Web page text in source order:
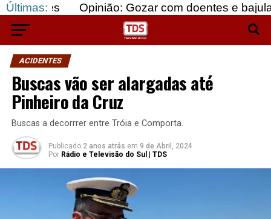
Últimas:
Opinião: Gozar com doentes e bajular os
ACIDENTES
Buscas vão ser alargadas até
Pinheiro da Cruz
Buscas a decorrrer entre Tróia e Comporta.
Publicado 2 anos atrás em 9 de Abril, 2024
Por Rádio e Televisão do Sul | TDS